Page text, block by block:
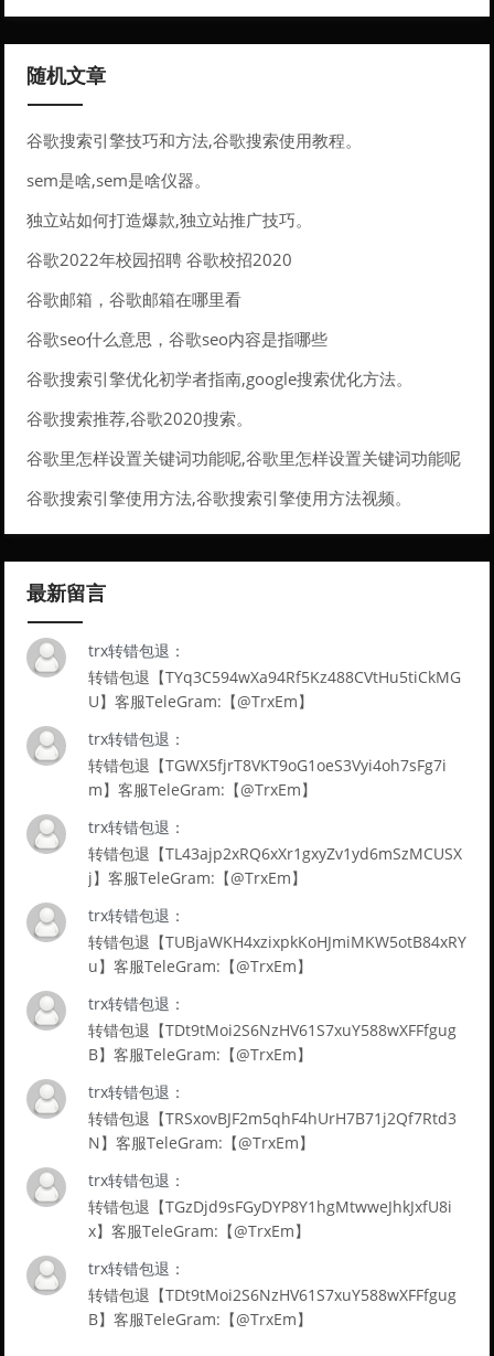
随机文章
谷歌搜索引擎技巧和方法,谷歌搜索使用教程。
sem是啥,sem是啥仪器。
独立站如何打造爆款,独立站推广技巧。
谷歌2022年校园招聘 谷歌校招2020
谷歌邮箱，谷歌邮箱在哪里看
谷歌seo什么意思，谷歌seo内容是指哪些
谷歌搜索引擎优化初学者指南,google搜索优化方法。
谷歌搜索推荐,谷歌2020搜索。
谷歌里怎样设置关键词功能呢,谷歌里怎样设置关键词功能呢
图片。
谷歌搜索引擎使用方法,谷歌搜索引擎使用方法视频。
最新留言
trx转错包退：
转错包退【TYq3C594wXa94Rf5Kz488CVtHu5tiCkMG
U】客服TeleGram:【@TrxEm】
trx转错包退：
转错包退【TGWX5fjrT8VKT9oG1oeS3Vyi4oh7sFg7i
m】客服TeleGram:【@TrxEm】
trx转错包退：
转错包退【TL43ajp2xRQ6xXr1gxyZv1yd6mSzMCUSX
j】客服TeleGram:【@TrxEm】
trx转错包退：
转错包退【TUBjaWKH4xzixpkKoHJmiMKW5otB84xRY
u】客服TeleGram:【@TrxEm】
trx转错包退：
转错包退【TDt9tMoi2S6NzHV61S7xuY588wXFFfgug
B】客服TeleGram:【@TrxEm】
trx转错包退：
转错包退【TRSxovBJF2m5qhF4hUrH7B71j2Qf7Rtd3
N】客服TeleGram:【@TrxEm】
trx转错包退：
转错包退【TGzDjd9sFGyDYP8Y1hgMtwweJhkJxfU8i
x】客服TeleGram:【@TrxEm】
trx转错包退：
转错包退【TDt9tMoi2S6NzHV61S7xuY588wXFFfgug
B】客服TeleGram:【@TrxEm】